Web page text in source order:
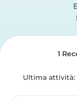
1
Ultima attività: